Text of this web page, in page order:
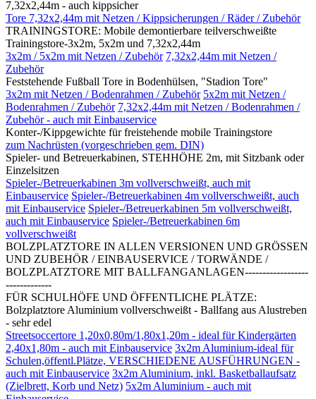
7,32x2,44m - auch kippsicher
Tore 7,32x2,44m mit Netzen / Kippsicherungen / Räder / Zubehör
TRAININGSTORE: Mobile demontierbare teilverschweißte
Trainingstore-3x2m, 5x2m und 7,32x2,44m
3x2m / 5x2m mit Netzen / Zubehör 7,32x2,44m mit Netzen /
Zubehör
Feststehende Fußball Tore in Bodenhülsen, "Stadion Tore"
3x2m mit Netzen / Bodenrahmen / Zubehör 5x2m mit Netzen /
Bodenrahmen / Zubehör 7,32x2,44m mit Netzen / Bodenrahmen /
Zubehör - auch mit Einbauservice
Konter-/Kippgewichte für freistehende mobile Trainingstore
zum Nachrüsten (vorgeschrieben gem. DIN)
Spieler- und Betreuerkabinen, STEHHÖHE 2m, mit Sitzbank oder
Einzelsitzen
Spieler-/Betreuerkabinen 3m vollverschweißt, auch mit
Einbauservice Spieler-/Betreuerkabinen 4m vollverschweißt, auch
mit Einbauservice Spieler-/Betreuerkabinen 5m vollverschweißt,
auch mit Einbauservice Spieler-/Betreuerkabinen 6m
vollverschweißt
BOLZPLATZTORE IN ALLEN VERSIONEN UND GRÖSSEN
UND ZUBEHÖR / EINBAUSERVICE / TORWÄNDE /
BOLZPLATZTORE MIT BALLFANGANLAGEN------------------
-------------
FÜR SCHULHÖFE UND ÖFFENTLICHE PLÄTZE:
Bolzplatztore Aluminium vollverschweißt - Ballfang aus Alustreben
- sehr edel
Streetsoccertore 1,20x0,80m/1,80x1,20m - ideal für Kindergärten
2,40x1,80m - auch mit Einbauservice 3x2m Aluminium-ideal für
Schulen,öffentl.Plätze, VERSCHIEDENE AUSFÜHRUNGEN -
auch mit Einbauservice 3x2m Aluminium, inkl. Basketballaufsatz
(Zielbrett, Korb und Netz) 5x2m Aluminium - auch mit